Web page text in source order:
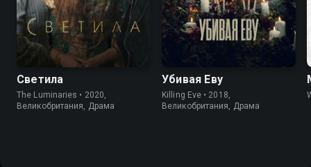
7.0 6.4
Светила
The Luminaries • 2020,
Великобритания, Драма
7.7 8.1
Убивая Еву
Killing Eve • 2018,
Великобритания, Драма